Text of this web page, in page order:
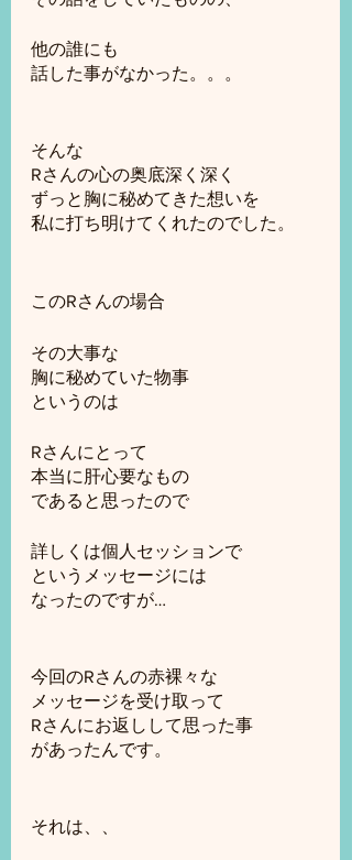
他の誰にも
話した事がなかった。。。
そんな
Rさんの心の奥底深く深く
ずっと胸に秘めてきた想いを
私に打ち明けてくれたのでした。
このRさんの場合
その大事な
胸に秘めていた物事
というのは
Rさんにとって
本当に肝心要なもの
であると思ったので
詳しくは個人セッションで
というメッセージには
なったのですが…
今回のRさんの赤裸々な
メッセージを受け取って
Rさんにお返しして思った事
があったんです。
それは、、